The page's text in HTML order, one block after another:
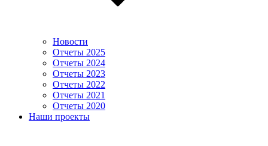
Новости
Отчеты 2025
Отчеты 2024
Отчеты 2023
Отчеты 2022
Отчеты 2021
Отчеты 2020
Наши проекты